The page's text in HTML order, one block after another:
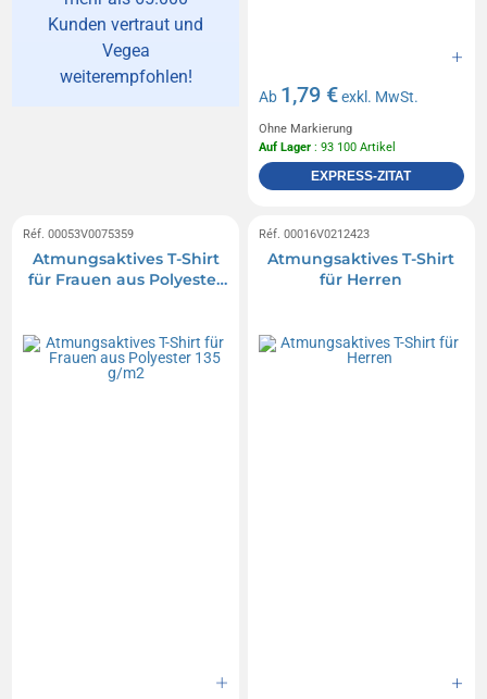
Kunden vertraut und
Vegea
weiterempfohlen!
Ab 1,79 €exkl. MwSt.
Ohne Markierung
Auf Lager : 93 100 Artikel
EXPRESS-ZITAT
Réf. 00053V0075359
Atmungsaktives T-Shirt
für Frauen aus Polyester
Réf. 00016V0212423
Atmungsaktives T-Shirt
für Herren